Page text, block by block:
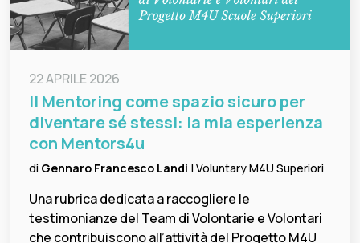
22 APRILE 2026
Il Mentoring come spazio sicuro per
diventare sé stessi: la mia esperienza
con Mentors4u
di Gennaro Francesco Landi | Voluntary M4U Superiori
Una rubrica dedicata a raccogliere le
testimonianze del Team di Volontarie e Volontari
che contribuiscono all’attività del Progetto M4U